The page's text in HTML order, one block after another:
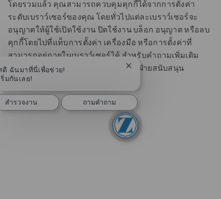
โดยรวมแล้ว คุณสามารถควบคุมคุกกี้ได้จากการตั้งค่า
ระดับเบราว์เซอร์ของคุณ โดยทั่วไปแต่ละเบราว์เซอร์จะ
อนุญาตให้ผู้ใช้เปิดใช้งาน ปิดใช้งาน บล็อก อนุญาต หรือลบ
คุกกี้โดยไปที่แท็บการตั้งค่า เครื่องมือ หรือการตั้งค่าที่
สามารถอยู่ภายในเบราว์เซอร์ได้ สําหรับคําถามเพิ่มเติม
เกี่ยวกับเบราว์เซอร์เฉพาะ โปรดติดต่อฝ่ายสนับสนุน
เบราว์เซอร์ของคุณโดยตรง
ดี ฉันมาที่นี่เพื่อช่วย!
มกันเลย!
ปิดการแจ้งเตือนแชทบอท
สํารวจงาน ถามคําถาม